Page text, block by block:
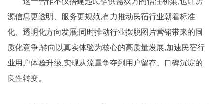
源信息更透明、服务更规范,有力推动民宿行业朝着标准
化、透明化方向发展;同时推动行业摆脱图片营销带来的同
质化竞争,转向以真实体验为核心的高质量发展,加速民宿行
业用户体验升级,实现从流量争夺到用户留存、口碑沉淀的
良性转变。